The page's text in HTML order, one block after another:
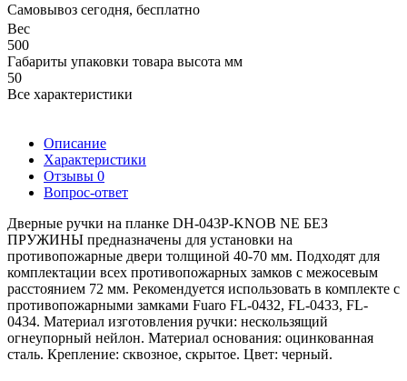
Самовывоз сегодня, бесплатно
Вес
500
Габариты упаковки товара высота мм
50
Все характеристики
Описание
Характеристики
Отзывы 0
Вопрос-ответ
Дверные ручки на планке DH-043P-KNOB NE БЕЗ
ПРУЖИНЫ предназначены для установки на
противопожарные двери толщиной 40-70 мм. Подходят для
комплектации всех противопожарных замков с межосевым
расстоянием 72 мм. Рекомендуется использовать в комплекте с
противопожарными замками Fuaro FL-0432, FL-0433, FL-
0434. Материал изготовления ручки: нескользящий
огнеупорный нейлон. Материал основания: оцинкованная
сталь. Крепление: сквозное, скрытое. Цвет: черный.